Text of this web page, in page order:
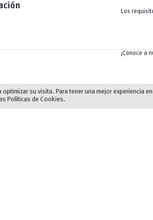
Los
¡Conoce a
su visita. Para tener una mejor experiencia
Políticas de Cookies.